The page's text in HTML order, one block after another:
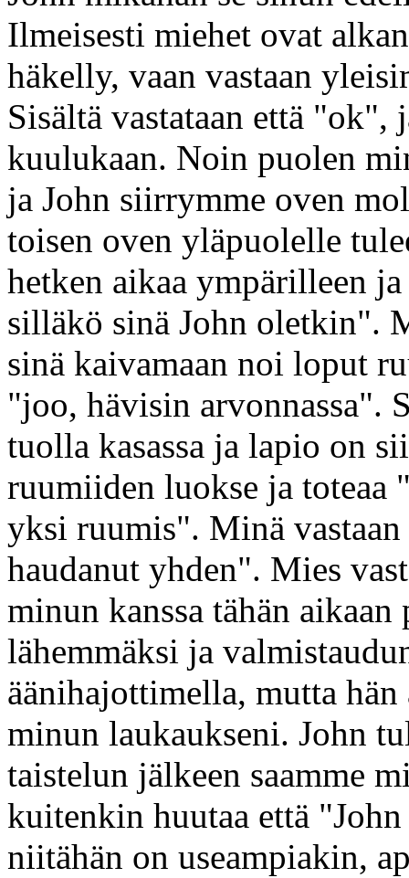
Ilmeisesti miehet ovat
häkelly, vaan vastaan
Sisältä vastataan että "ok",
kuulukaan. Noin puolen
ja John siirrymme oven
toisen oven yläpuolelle
hetken aikaa ympärilleen
silläkö sinä John oletkin".
sinä kaivamaan noi loput
"joo, hävisin arvonnassa".
tuolla kasassa ja lapio on
ruumiiden luokse ja toteaa
yksi ruumis". Minä
haudanut yhden". Mies
minun kanssa tähän
lähemmäksi ja
äänihajottimella, mutta
minun laukaukseni. John
taistelun jälkeen saamme
kuitenkin huutaa että
niitähän on useampiakin,